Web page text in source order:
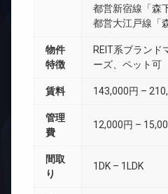
都営新宿線「森
都営大江戸線「
物件
特徴
REIT系ブランド
ーズ、ペット可
賃料 143,000円 –
管理
費
12,000円 –
間取
り
1DK – 1LDK